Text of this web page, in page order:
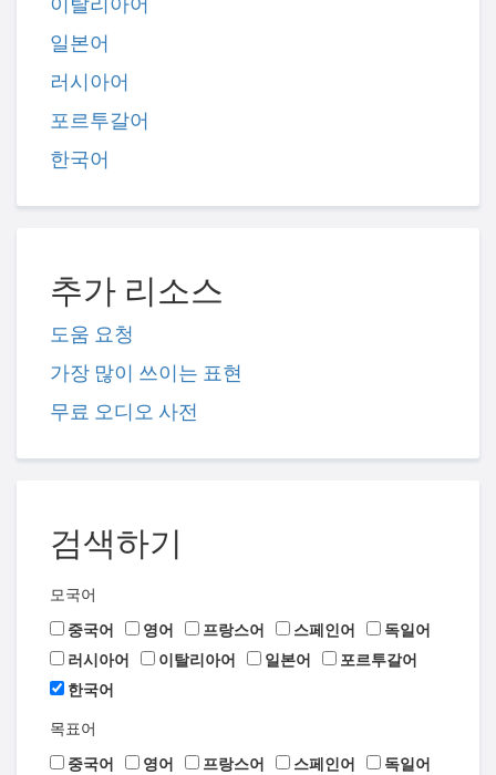
일본어
러시아어
포르투갈어
한국어
추가 리소스
도움 요청
가장 많이 쓰이는 표현
무료 오디오 사전
검색하기
모국어
중국어
영어 프랑스어 스페인어
독일어
러시아어
이탈리아어 일본어
포르투갈어
한국어
목표어
중국어
영어 프랑스어 스페인어
독일어